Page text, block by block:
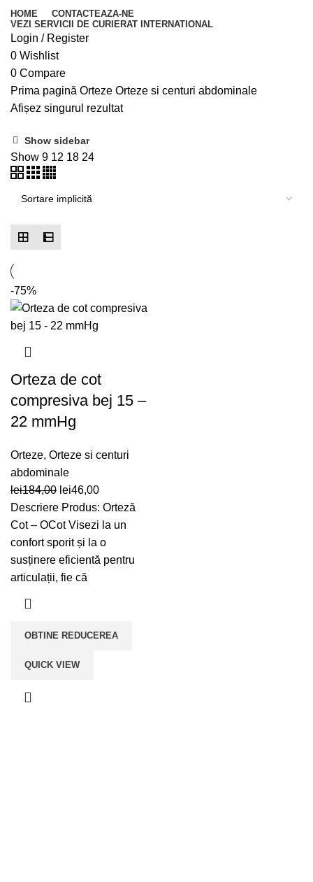
HOME
CONTACTEAZA-NE
VEZI SERVICII DE CURIERAT INTERNATIONAL
Login / Register
0 Wishlist
0 Compare
Prima pagină Orteze Orteze si centuri abdominale
Afișez singurul rezultat
Show sidebar
Show 9 12 18 24
-75%
Orteza de cot
compresiva bej 15 –
22 mmHg
Orteze, Orteze si centuri
abdominale
lei184,00 Prețul
inițial
a
fost:
lei184,00.
lei46,00Prețul
curent
este:
lei46,00.
Descriere Produs: Orteză
Cot – OCot Visezi la un
confort sporit și la o
susținere eficientă pentru
articulații, fie că
OBTINE REDUCEREA
QUICK VIEW